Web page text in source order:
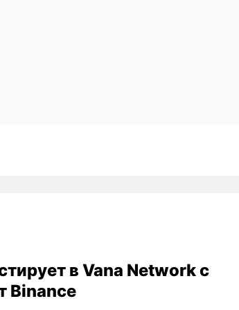
в Vana Network с
Binance